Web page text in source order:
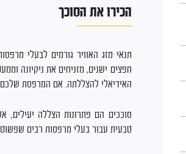
הכירו את הסוכך
תנאי מזג האוויר גורמים לבעלי
חפצים ישנים, מזניחים את ניקיונה
האידיאלי להצללתה. אם המרפסת שלכם
סוככים הם פתרונות הצללה יעילים,
טבעית עבור בעלי מרפסות רבים